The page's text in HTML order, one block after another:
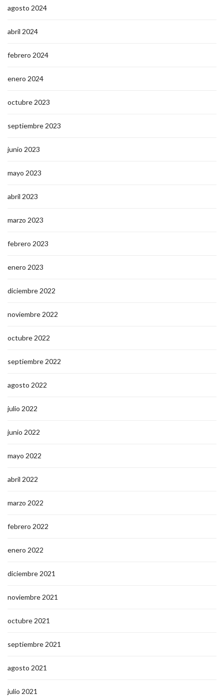
agosto 2024
abril 2024
febrero 2024
enero 2024
octubre 2023
septiembre 2023
junio 2023
mayo 2023
abril 2023
marzo 2023
febrero 2023
enero 2023
diciembre 2022
noviembre 2022
octubre 2022
septiembre 2022
agosto 2022
julio 2022
junio 2022
mayo 2022
abril 2022
marzo 2022
febrero 2022
enero 2022
diciembre 2021
noviembre 2021
octubre 2021
septiembre 2021
agosto 2021
julio 2021